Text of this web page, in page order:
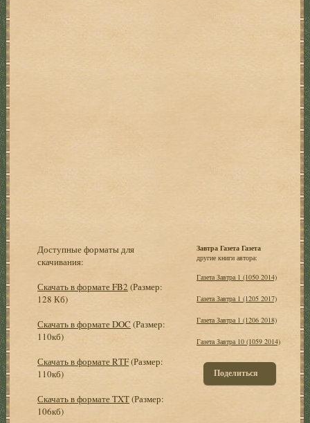
Доступные форматы для
скачивания:
Скачать в формате FB2 (Размер:
128 Кб)
Скачать в формате DOC (Размер:
110кб)
Скачать в формате RTF(Размер:
110кб)
Скачать в формате TXT(Размер:
106кб)
Завтра Газета Газета
другие книги автора:
Газета Завтра 1 (1050 2014)
Газета Завтра 1 (1205 2017)
Газета Завтра 1 (1206 2018)
Газета Завтра 10 (1059 2014)
Поделиться